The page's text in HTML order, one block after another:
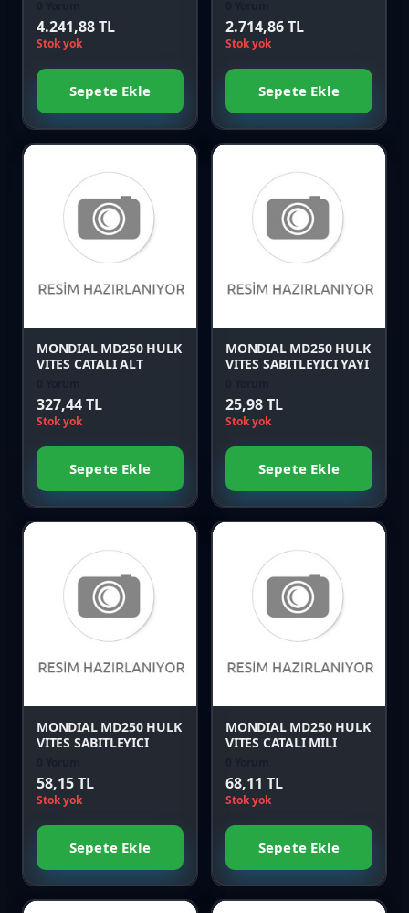
4.241,88 TL
Stok yok
Sepete Ekle
2.714,86 TL
Stok yok
Sepete Ekle
Favori
Karşılaştır
MONDIAL MD250 HULK
VITES CATALI ALT
327,44 TL
Stok yok
Sepete Ekle
Favori
Karşılaştır
MONDIAL MD250 HULK
VITES SABITLEYICI YAYI
25,98 TL
Stok yok
Sepete Ekle
Favori
Karşılaştır
MONDIAL MD250 HULK
VITES SABITLEYICI
58,15 TL
Stok yok
Sepete Ekle
Favori
Karşılaştır
MONDIAL MD250 HULK
VITES CATALI MILI
68,11 TL
Stok yok
Sepete Ekle